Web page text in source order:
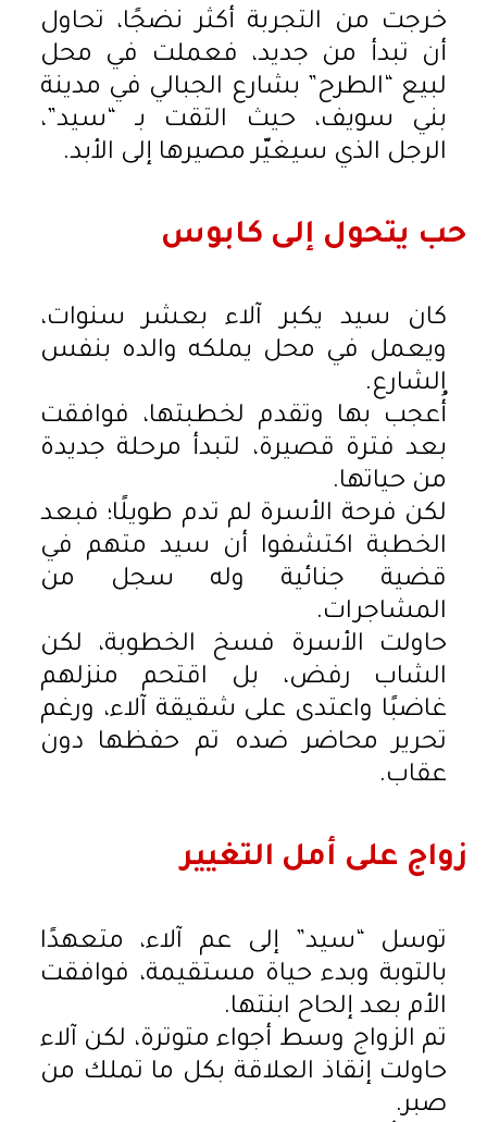
خرجت من التجربة أكثر نضجًا، تحاول
أن تبدأ من جديد، فعملت في محل
لبيع “الطرح” بشارع الجبالي في مدينة
بني سويف، حيث التقت بـ “سيد”،
الرجل الذي سيغيّر مصيرها إلى الأبد.
حب يتحول إلى كابوس
كان سيد يكبر آلاء بعشر سنوات،
ويعمل في محل يملكه والده بنفس
الشارع.
أُعجب بها وتقدم لخطبتها، فوافقت
بعد فترة قصيرة، لتبدأ مرحلة جديدة
من حياتها.
لكن فرحة الأسرة لم تدم طويلًا؛ فبعد
الخطبة اكتشفوا أن سيد متهم في
قضية جنائية وله سجل من
المشاجرات.
حاولت الأسرة فسخ الخطوبة، لكن
الشاب رفض، بل اقتحم منزلهم
غاضبًا واعتدى على شقيقة آلاء، ورغم
تحرير محاضر ضده تم حفظها دون
عقاب.
زواج على أمل التغيير
توسل “سيد” إلى عم آلاء، متعهدًا
بالتوبة وبدء حياة مستقيمة، فوافقت
الأم بعد إلحاح ابنتها.
تم الزواج وسط أجواء متوترة، لكن آلاء
حاولت إنقاذ العلاقة بكل ما تملك من
صبر.